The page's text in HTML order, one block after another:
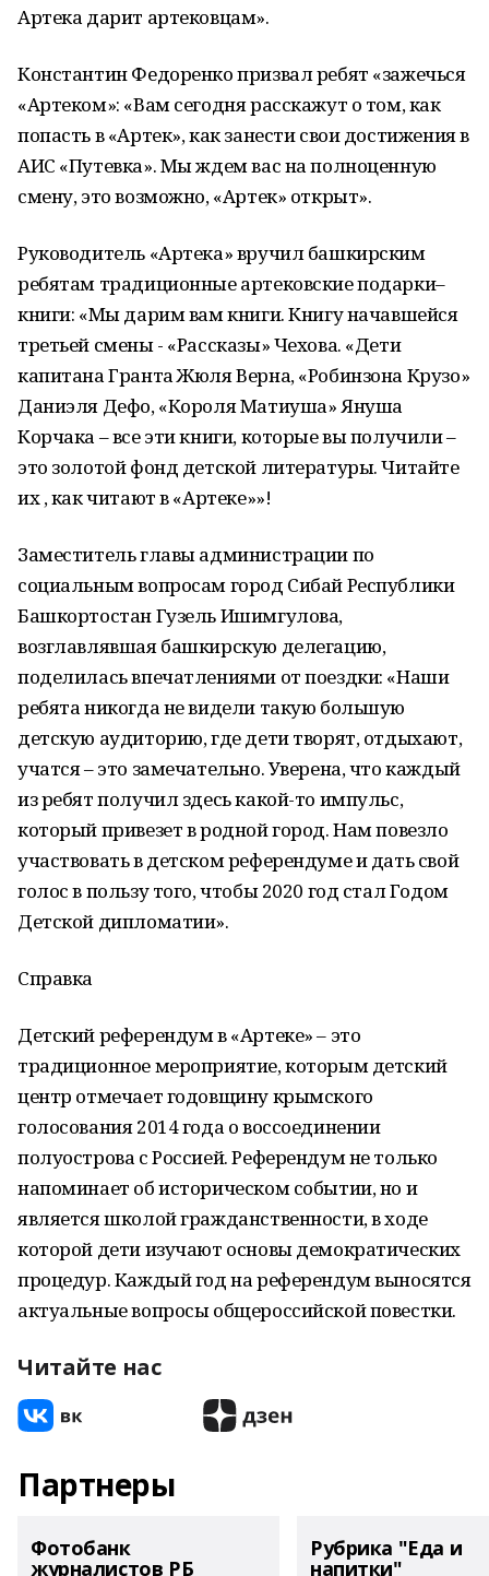
Артека дарит артековцам».
Константин Федоренко призвал ребят «зажечься
«Артеком»: «Вам сегодня расскажут о том, как
попасть в «Артек», как занести свои достижения в
АИС «Путевка». Мы ждем вас на полноценную
смену, это возможно, «Артек» открыт».
Руководитель «Артека» вручил башкирским
ребятам традиционные артековские подарки–
книги: «Мы дарим вам книги. Книгу начавшейся
третьей смены - «Рассказы» Чехова. «Дети
капитана Гранта Жюля Верна, «Робинзона Крузо»
Даниэля Дефо, «Короля Матиуша» Януша
Корчака – все эти книги, которые вы получили –
это золотой фонд детской литературы. Читайте
их , как читают в «Артеке»»!
Заместитель главы администрации по
социальным вопросам город Сибай Республики
Башкортостан Гузель Ишимгулова,
возглавлявшая башкирскую делегацию,
поделилась впечатлениями от поездки: «Наши
ребята никогда не видели такую большую
детскую аудиторию, где дети творят, отдыхают,
учатся – это замечательно. Уверена, что каждый
из ребят получил здесь какой-то импульс,
который привезет в родной город. Нам повезло
участвовать в детском референдуме и дать свой
голос в пользу того, чтобы 2020 год стал Годом
Детской дипломатии».
Справка
Детский референдум в «Артеке» – это
традиционное мероприятие, которым детский
центр отмечает годовщину крымского
голосования 2014 года о воссоединении
полуострова с Россией. Референдум не только
напоминает об историческом событии, но и
является школой гражданственности, в ходе
которой дети изучают основы демократических
процедур. Каждый год на референдум выносятся
актуальные вопросы общероссийской повестки.
Читайте нас
Партнеры
Фотобанк
журналистов РБ
Рубрика "Еда и
напитки"